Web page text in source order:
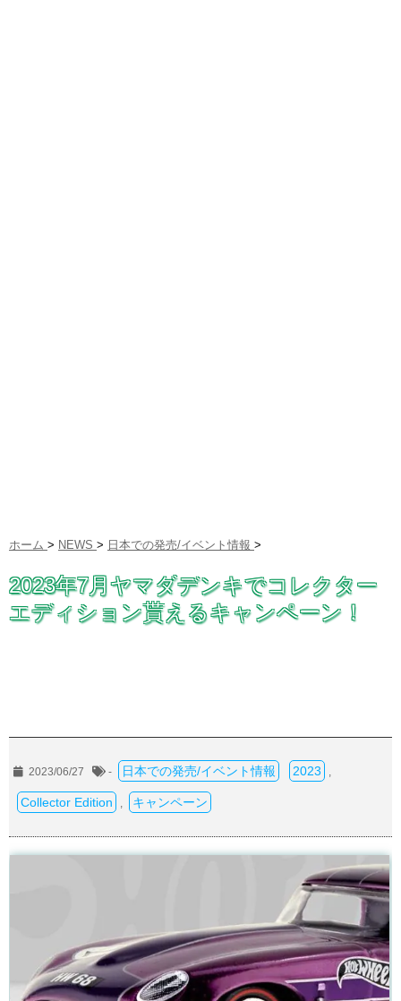
ホーム > NEWS > 日本での発売/イベント情報 >
2023年7月ヤマダデンキでコレクター
エディション貰えるキャンペーン！
2023/06/27 - 日本での発売/イベント情報 2023
Collector Edition キャンペーン